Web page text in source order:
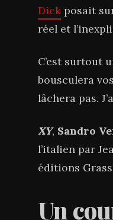
Dick posait
réel et
C’est surtout
bousculera
lâchera pas.
XY, Sandro
l’italien par
éditions
Un